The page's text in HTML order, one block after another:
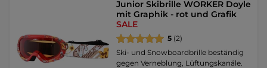
Junior Skibrille WORKER Doyle
mit Graphik - rot und Grafik
SALE
5 (2)
Ski- und Snowboardbrille beständig
gegen Verneblung, Lüftungskanäle.